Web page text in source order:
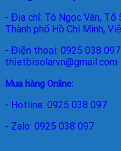
- Địa chỉ: Tô Ngọc Vân, Tổ
Thành phố Hồ Chí Minh,
- Điện thoại: 0925 038
thietbisolarvn@gmail.com
Mua hàng Online:
- Hotline: 0925 038 097
- Zalo: 0925 038 097